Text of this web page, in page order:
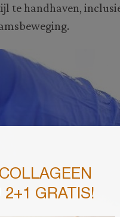
te handhaven,